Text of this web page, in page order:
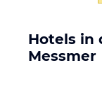
Hotels in
Messmer